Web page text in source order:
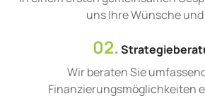
uns Ihre Wünsche
02.
Wir beraten Sie
Finanzierungsmöglichkeiten